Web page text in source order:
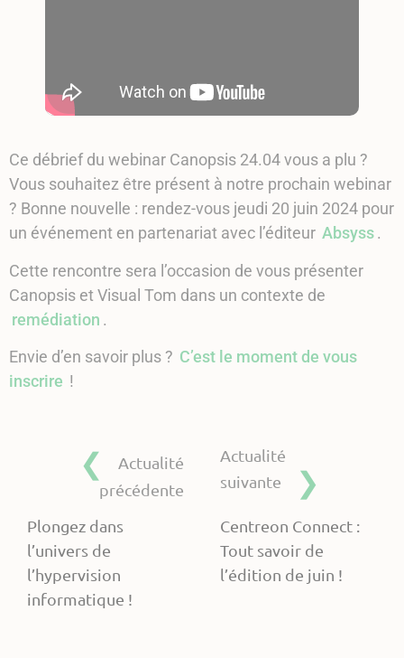
Ce débrief du webinar Canopsis 24.04 vous a plu ?
Vous souhaitez être présent à notre prochain webinar
? Bonne nouvelle : rendez-vous jeudi 20 juin 2024 pour
un événement en partenariat avec l’éditeur Absyss.
Cette rencontre sera l’occasion de vous présenter
Canopsis et Visual Tom dans un contexte de
remédiation .
Envie d’en savoir plus ? C’est le moment de vous
inscrire !
Actualité
précédente
Plongez dans
l’univers de
l’hypervision
informatique !
Actualité
suivante
Centreon Connect :
Tout savoir de
l’édition de juin !